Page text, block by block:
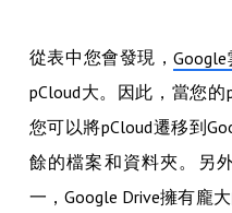
從表中您會發現，
pCloud大。因此，當您的
您可以將pCloud遷移到
餘的檔案和資料夾。另
一，Google Drive擁有龐